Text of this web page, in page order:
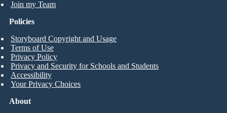
Join my Team
About
Policies
Storyboard Copyright and Usage
Terms of Use
Privacy Policy
Privacy and Security for Schools and Students
Accessibility
Your Privacy Choices